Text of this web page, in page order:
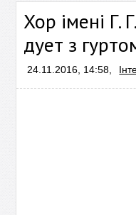
Хор імені Г.
дует з
24.11.2016, 14:58,